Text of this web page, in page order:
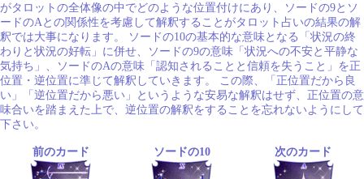
がタロットの全体像の中でどのような位置付けにあり、ソードの9とソ
ードのAとの関係性を考慮して解釈することがタロット占いの結果の解
釈では大事になります。 ソードの10の基本的な意味となる「状況の終
わりと状況の好転」に併せ、ソードの9の意味「状況への不安と平静な
気持ち」、ソードのAの意味「認知されることと信頼を失うこと」を正
位置・逆位置に準じて解釈していきます。 この際、「正位置だから良
い」「逆位置だから悪い」というような安易な解釈はせず、正位置の意
味合いを踏まえた上で、逆位置の解釈をすることを忘れないようにして
下さい。
前のカード ソードの10 次のカード